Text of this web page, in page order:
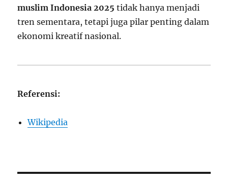
muslim Indonesia 2025 tidak hanya menjadi
tren sementara, tetapi juga pilar penting dalam
ekonomi kreatif nasional.
Referensi:
Wikipedia